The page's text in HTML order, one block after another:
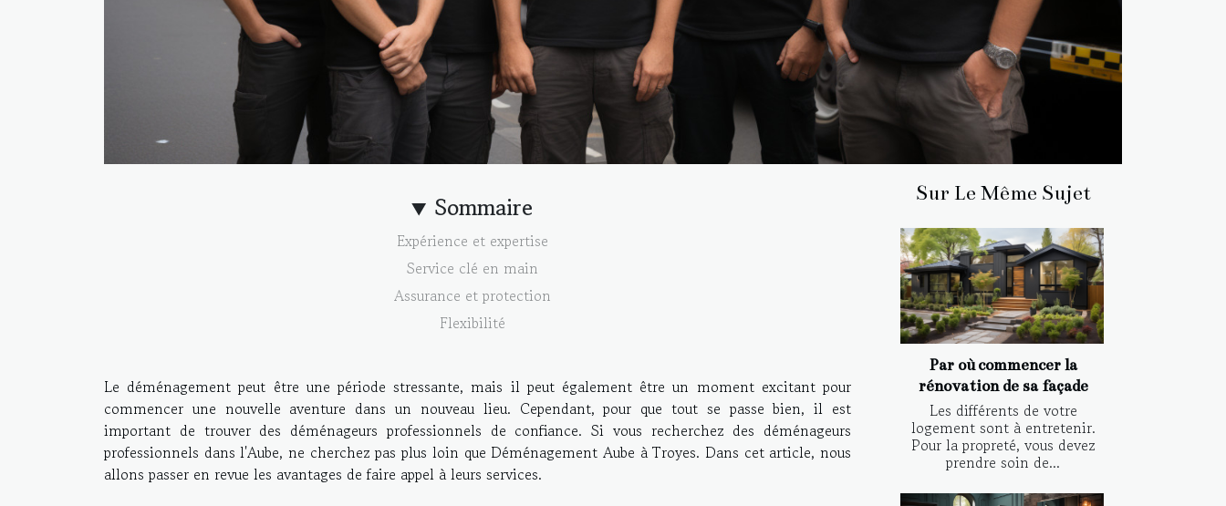
Sommaire
Expérience et expertise
Service clé en main
Assurance et protection
Flexibilité
Le déménagement peut être une période stressante, mais il peut également être un moment excitant pour
commencer une nouvelle aventure dans un nouveau lieu. Cependant, pour que tout se passe bien, il est
important de trouver des déménageurs professionnels de confiance. Si vous recherchez des déménageurs
professionnels dans l'Aube, ne cherchez pas plus loin que Déménagement Aube à Troyes. Dans cet article, nous
allons passer en revue les avantages de faire appel à leurs services.
Sur Le Même Sujet
Par où commencer la
rénovation de sa façade
Les différents de votre
logement sont à entretenir.
Pour la propreté, vous devez
prendre soin de...